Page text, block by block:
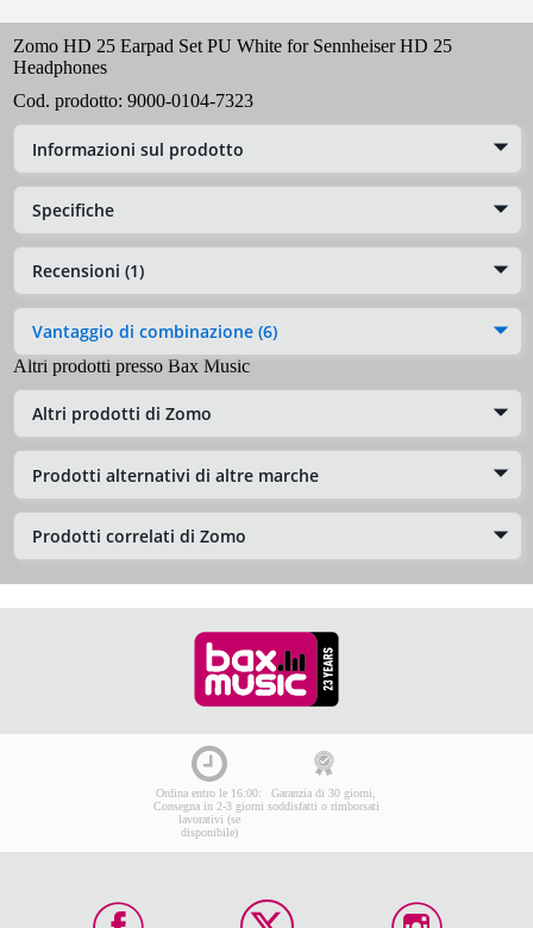
Zomo HD 25 Earpad Set PU White for Sennheiser HD 25
Headphones
Cod. prodotto: 9000-0104-7323
Informazioni sul prodotto
Specifiche
Recensioni (1)
Vantaggio di combinazione (6)
Altri prodotti presso Bax Music
Altri prodotti di Zomo
Prodotti alternativi di altre marche
Prodotti correlati di Zomo
Ordina entro le 16:00:
Consegna in 2-3 giorni
lavorativi (se
disponibile)
Garanzia di 30 giorni,
soddisfatti o rimborsati